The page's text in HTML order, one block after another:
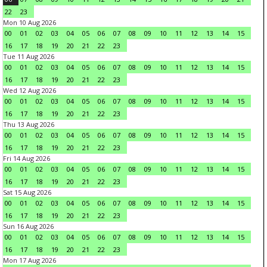
22
23
Mon 10 Aug 2026
00
01 02 03 04 05 06 07 08 09 10 11 12 13 14
15
16
17 18 19 20 21 22
23
Tue 11 Aug 2026
00
01 02 03 04 05 06 07 08 09 10 11 12 13 14
15
16
17 18 19 20 21 22
23
Wed 12 Aug 2026
00
01 02 03 04 05 06 07 08 09 10 11 12 13 14
15
16
17 18 19 20 21 22
23
Thu 13 Aug 2026
00
01 02 03 04 05 06 07 08 09 10 11 12 13 14
15
16
17 18 19 20 21 22
23
Fri 14 Aug 2026
00
01 02 03 04 05 06 07 08 09 10 11 12 13 14
15
16
17 18 19 20 21 22
23
Sat 15 Aug 2026
00
01 02 03 04 05 06 07 08 09 10 11 12 13 14
15
16
17 18 19 20 21 22
23
Sun 16 Aug 2026
00
01 02 03 04 05 06 07 08 09 10 11 12 13 14
15
16
17 18 19 20 21 22
23
Mon 17 Aug 2026